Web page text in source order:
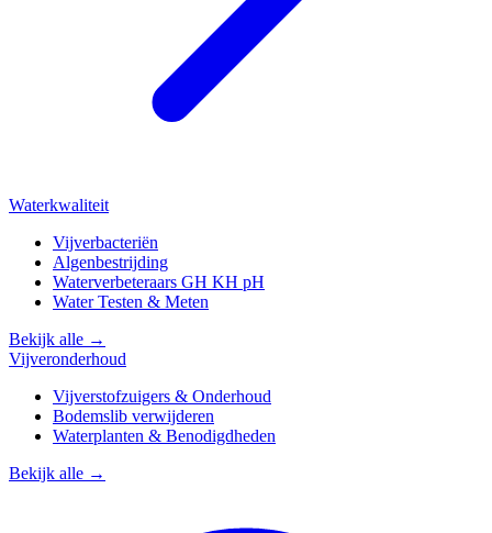
Waterkwaliteit
Vijverbacteriën
Algenbestrijding
Waterverbeteraars GH KH pH
Water Testen & Meten
Bekijk alle →
Vijveronderhoud
Vijverstofzuigers & Onderhoud
Bodemslib verwijderen
Waterplanten & Benodigdheden
Bekijk alle →